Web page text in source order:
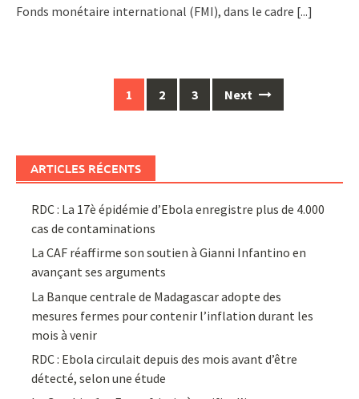
Fonds monétaire international (FMI), dans le cadre [...]
1 2 3 Next
ARTICLES RÉCENTS
RDC : La 17è épidémie d’Ebola enregistre plus de 4.000
cas de contaminations
La CAF réaffirme son soutien à Gianni Infantino en
avançant ses arguments
La Banque centrale de Madagascar adopte des
mesures fermes pour contenir l’inflation durant les
mois à venir
RDC : Ebola circulait depuis des mois avant d’être
détecté, selon une étude